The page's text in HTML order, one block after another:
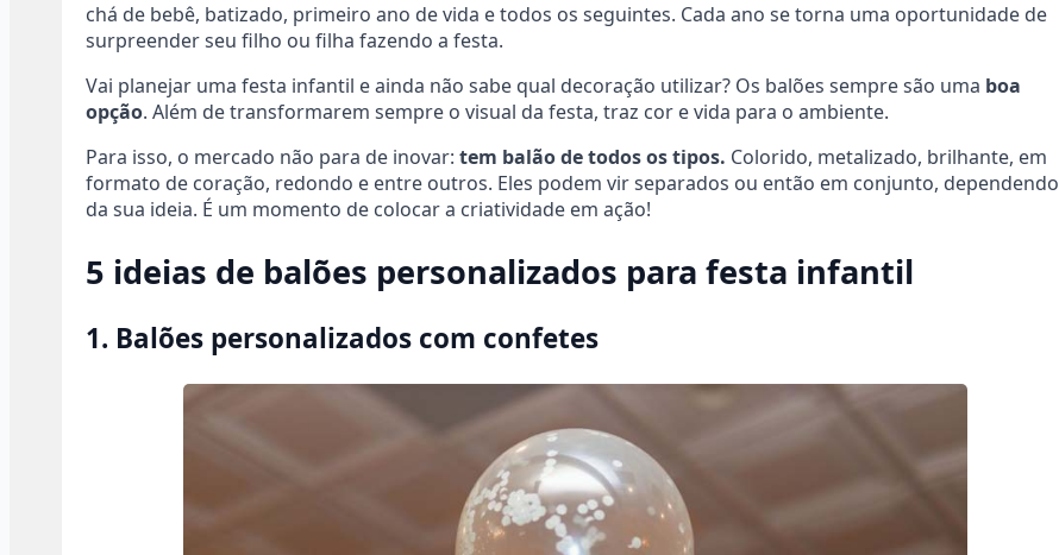
chá de bebê, batizado, primeiro ano de vida e todos os seguintes. Cada ano se torna uma oportunidade de
surpreender seu filho ou filha fazendo a festa.
Vai planejar uma festa infantil e ainda não sabe qual decoração utilizar? Os balões sempre são uma boa
opção. Além de transformarem sempre o visual da festa, traz cor e vida para o ambiente.
Para isso, o mercado não para de inovar: tem balão de todos os tipos. Colorido, metalizado, brilhante, em
formato de coração, redondo e entre outros. Eles podem vir separados ou então em conjunto, dependendo
da sua ideia. É um momento de colocar a criatividade em ação!
5 ideias de balões personalizados para festa infantil
1. Balões personalizados com confetes